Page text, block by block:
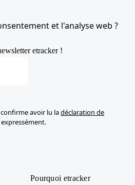
et l'analyse web ?
etracker !
avoir lu ladéclaration de
Pourquoi etracker